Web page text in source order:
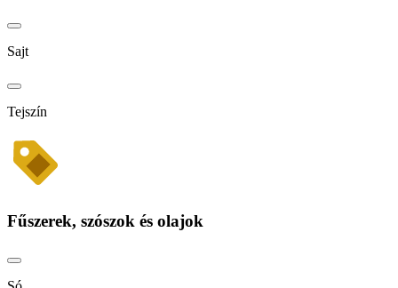
Sajt
Tejszín
Fűszerek, szószok és olajok